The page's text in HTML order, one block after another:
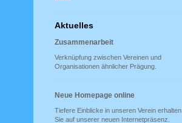
Aktuelles
Zusammenarbeit
Verknüpfung zwischen Vereinen und
Organisationen ähnlicher Prägung.
Neue Homepage online
Tiefere Einblicke in unseren Verein erhalten
Sie auf unserer neuen Internetpräsenz.